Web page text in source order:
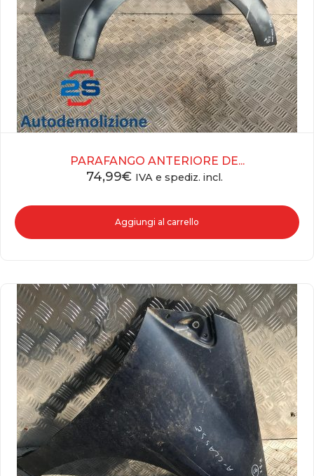
PARAFANGO ANTERIORE DE...
74,99€ IVA e spediz. incl.
Aggiungi al carrello